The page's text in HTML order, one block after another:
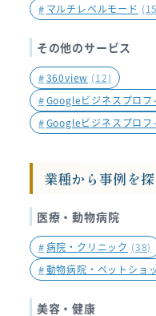
# マルチレベルモード
その他のサービス
#360view (12)
#Googleビジネスプロフ
#Googleビジネスプロフ
業種から事例を
医療・動物病院
#病院・クリニック (38)
#動物病院・ペットショ
美容・健康